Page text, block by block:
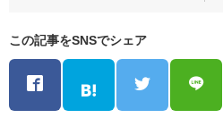
この記事をSNSでシェア